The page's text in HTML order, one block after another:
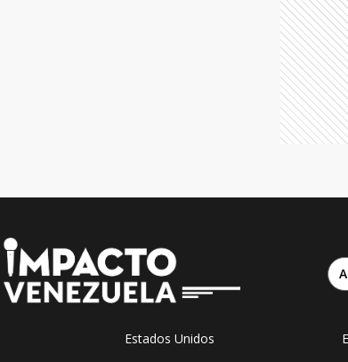
Estados Unidos